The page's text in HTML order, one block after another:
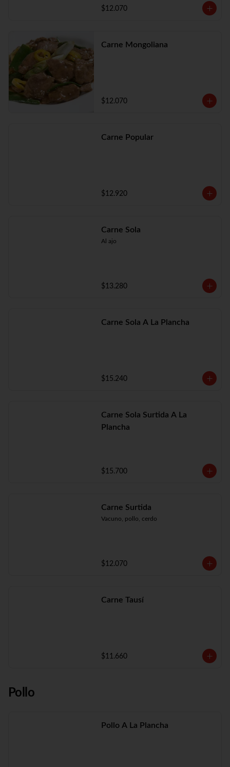
$12.070
Carne Mongoliana
$12.070
Carne Popular
$12.920
Carne Sola
Al ajo
$13.280
Carne Sola A La Plancha
$15.240
Carne Sola Surtida A La
Plancha
$15.700
Carne Surtida
Vacuno, pollo, cerdo
$12.070
Carne Tausí
$11.660
Pollo
Pollo A La Plancha